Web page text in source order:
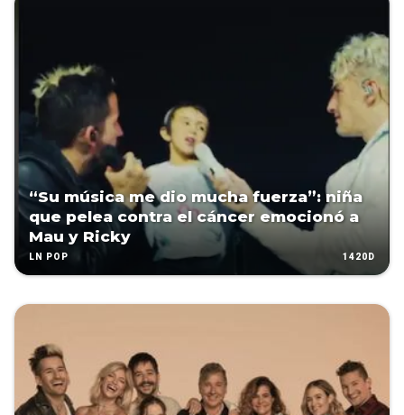
“Su música me dio mucha fuerza”: niña
que pelea contra el cáncer emocionó a
Mau y Ricky
LN POP 1420D